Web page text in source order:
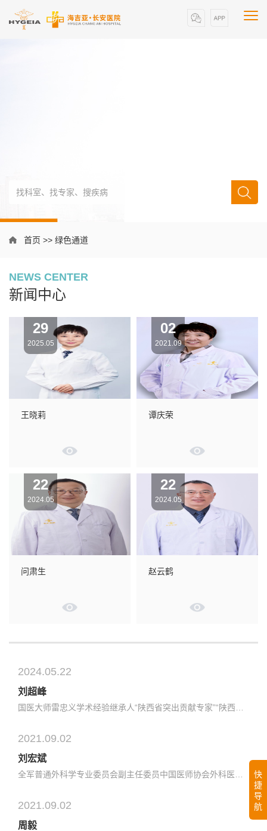
首页 >> 绿色通道
NEWS CENTER
新闻中心
29
2025.05
王晓莉
02
2021.09
谭庆荣
22
2024.05
问肃生
22
2024.05
赵云鹤
2024.05.22
刘超峰
2021.09.02
刘宏斌
2021.09.02
周毅
快
捷
导
航